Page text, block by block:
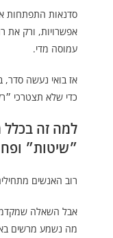
סדנאות התפתחות
אפשרויות, ורק את
עמוסה מדי.
אז בואי נעשה סדר,
כדי שלא תצטרכי
למה זה בכלל
״שיטות״
רוב האנשים
אבל השאלה
מה נשמע מרשים